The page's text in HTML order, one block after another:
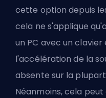
cette option depuis
cela ne s'applique
un PC avec un clavier
l'accélération de la
absente sur la
Néanmoins, cela